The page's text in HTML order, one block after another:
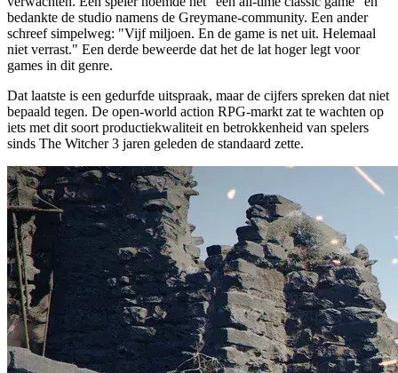
bedankte de studio namens de Greymane-community. Een ander
schreef simpelweg: "Vijf miljoen. En de game is net uit. Helemaal
niet verrast." Een derde beweerde dat het de lat hoger legt voor
games in dit genre.
Dat laatste is een gedurfde uitspraak, maar de cijfers spreken dat niet
bepaald tegen. De open-world action RPG-markt zat te wachten op
iets met dit soort productiekwaliteit en betrokkenheid van spelers
sinds The Witcher 3 jaren geleden de standaard zette.